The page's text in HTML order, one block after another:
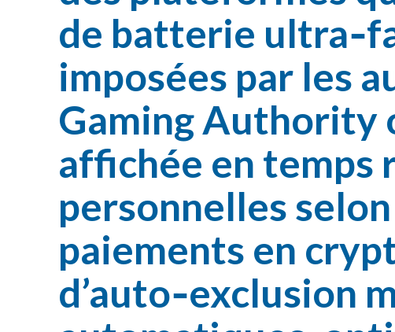
de batterie
imposées par les
Gaming Authority
affichée en temps
personnelles
paiements en
d’auto‑exclusion